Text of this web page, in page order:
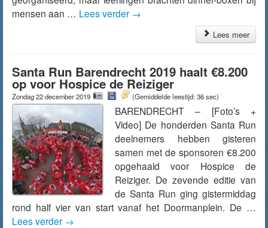
mensen aan … Lees verder →
Lees meer
Santa Run Barendrecht 2019 haalt €8.200
op voor Hospice de Reiziger
Zondag 22 december 2019 (Gemiddelde leestijd: 36 sec)
BARENDRECHT – [Foto’s +
Video] De honderden Santa Run
deelnemers hebben gisteren
samen met de sponsoren €8.200
opgehaald voor Hospice de
Reiziger. De zevende editie van
de Santa Run ging gistermiddag
rond half vier van start vanaf het Doormanplein. De …
Lees verder →